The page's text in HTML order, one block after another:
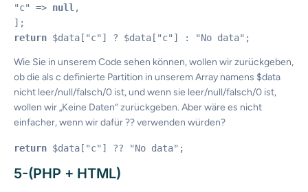
"c" => null ,
return
Wie Sie in unserem Code sehen können, wollen wir zurückgeben,
ob die als c definierte Partition in unserem Array namens $data
nicht leer/null/falsch/0 ist, und wenn sie leer/null/falsch/0 ist,
wollen wir „Keine Daten“ zurückgeben. Aber wäre es nicht
einfacher, wenn wir dafür ?? verwenden würden?
return $data["c"] ?? "No data";
5-(PHP + HTML)